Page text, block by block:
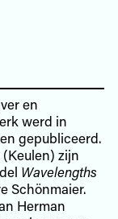
en
werd in
gepubliceerd.
zijn
Wavelengths
Schönmaier.
Herman